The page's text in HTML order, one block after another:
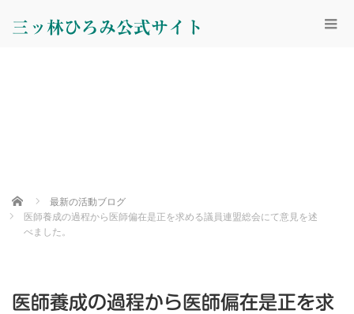
三ッ林ひろみ公式サイト
Home
最新の活動ブログ
医師養成の過程から医師偏在是正を求める議員連盟総会にて意見を述
べました。
医師養成の過程から医師偏在是正を求